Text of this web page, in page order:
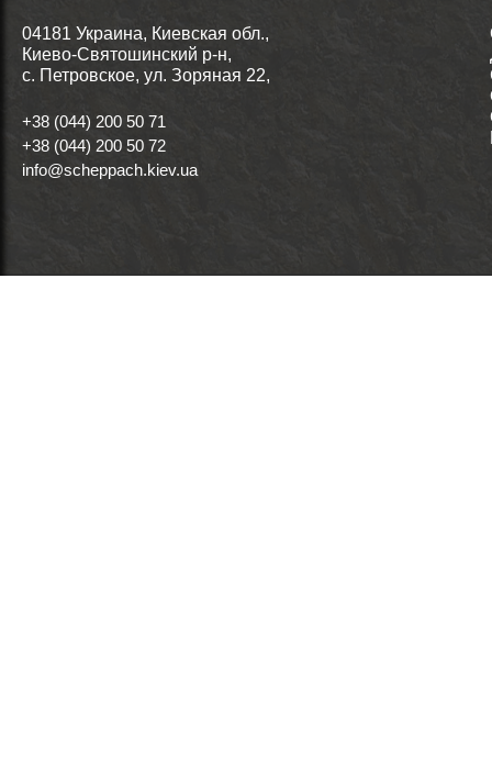
04181 Украина, Киевская обл.,
Киево-Святошинский р-н,
с. Петровское, ул. Зоряная 22,
+38 (044) 200 50 71
+38 (044) 200 50 72
info@scheppach.kiev.ua